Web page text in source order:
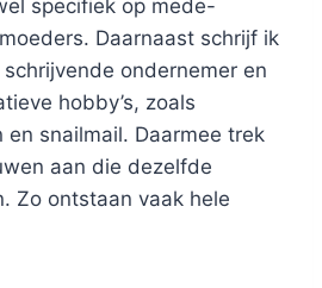
specifiek op mede-
Daarnaast schrijf ik
ondernemer en
hobby’s, zoals
en snailmail. Daarmee trek
aan die dezelfde
Zo ontstaan vaak hele